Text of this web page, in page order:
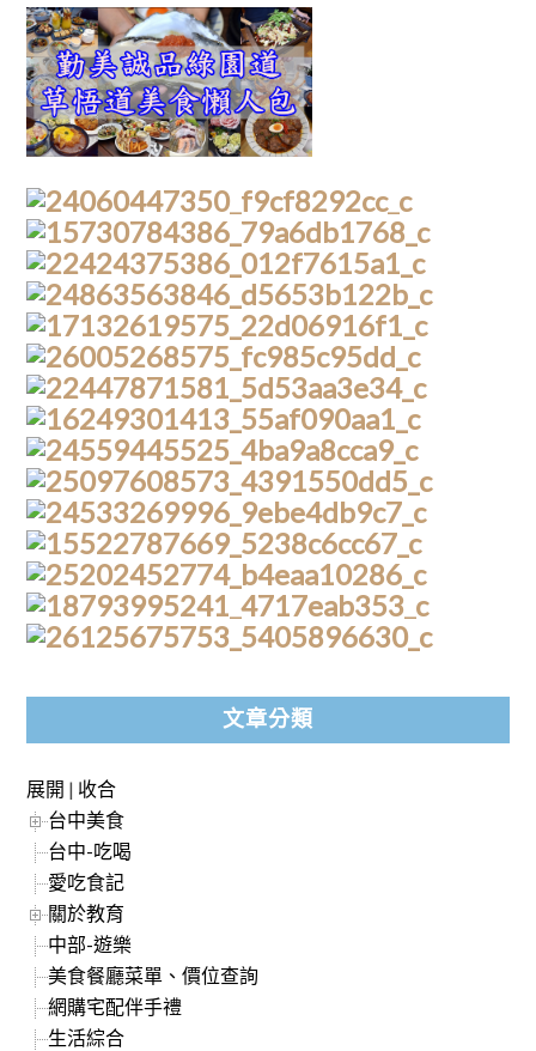
文章分類
展開 | 收合
台中美食
台中-吃喝
愛吃食記
關於教育
中部-遊樂
美食餐廳菜單、價位查詢
網購宅配伴手禮
生活綜合